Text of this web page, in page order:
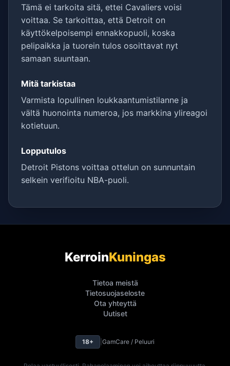
Tämä ei tarkoita sitä, ettei Cavaliers voisi
voittaa. Se tarkoittaa, että Detroit on
käyttökelpoisempi ennakkopuoli, koska
pelipaikka ja tuorein tulos osoittavat nyt
samaan suuntaan.
Mitä tarkistaa
Varmista lopullinen loukkaantumistilanne ja
vältä huonointa numeroa, jos markkina ylireagoi
kotietuun.
Lopputulos
Detroit Pistons voittaa ottelun on sunnuntain
selkein verifioitu NBA-puoli.
KerroinKuningas
Tietoa meistä
Tietosuojaseloste
Ota yhteyttä
Uutiset
18+ GamCare / Peluuri